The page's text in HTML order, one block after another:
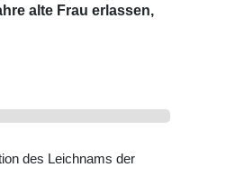
alte Frau erlassen,
des Leichnams der